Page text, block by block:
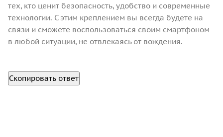
тех, кто ценит безопасность, удобство и современные
технологии. С этим креплением вы всегда будете на
связи и сможете воспользоваться своим смартфоном
в любой ситуации, не отвлекаясь от вождения.
Скопировать ответ